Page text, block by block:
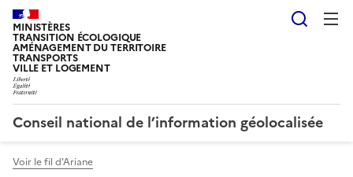
MINISTÈRES
TRANSITION ÉCOLOGIQUE
AMÉNAGEMENT DU TERRITOIRE
TRANSPORTS
VILLE ET LOGEMENT
Conseil national de l’information géolocalisée
Voir le fil d'Ariane